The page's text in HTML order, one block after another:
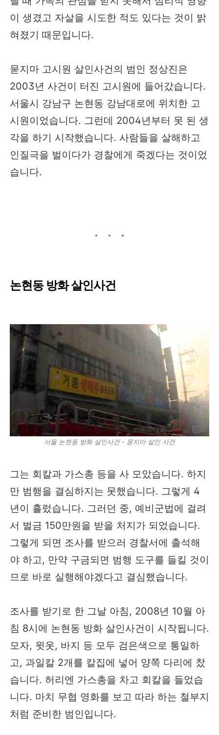
이 생겼고 자살을 시도한 적도 있다는 것이 밝
혀졌기 때문입니다.
묻지마 고시원 살인사건의 범인 정상진은
2003년 사건이 터진 고시원에 들어갔습니다.
서울시 강남구 논현동 강남대로에 위치한 고
시원이었습니다. 그런데 2004년부터 못 된 생
각을 하기 시작했습니다. 사람들을 살해하고
인질극을 벌이다가 경찰에게 죽겠다는 것이었
습니다.
논현동 방화 살인사건
서울 논현동 방화 살인사건 - 묻지마 살인 사건
그는 회칼과 가스총 등을 사 모았습니다. 하지
만 범행을 결심하지는 못했습니다. 그렇게 4
년이 흘렀습니다. 그러던 중, 예비군법에 걸려
서 벌금 150만원을 받을 처지가 되었습니다.
그렇게 되면 조사를 받으러 경찰서에 출석해
야 하고, 만약 구금되면 범행 도구를 들킬 것이
므로 바로 실행해야겠다고 결심했습니다.
조사를 받기로 한 그날 아침, 2008년 10월 아
침 8시에 논현동 방화 살인사건이 시작됩니다.
모자, 윗옷, 바지 등 모두 검은색으로 통일하
고, 과일칼 2개를 칼집에 넣어 양쪽 다리에 찼
습니다. 허리엔 가스총을 차고 회칼을 들었습
니다. 마치 무협 영화를 보고 따라 하는 철부지
처럼 준비한 범인입니다.